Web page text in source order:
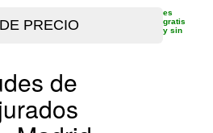
es
gratis
y sin
de